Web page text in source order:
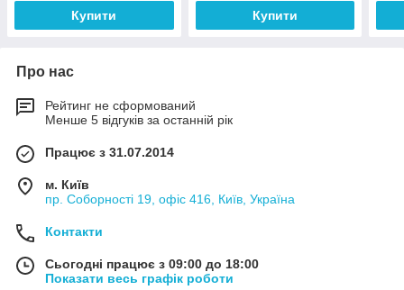
Купити Купити
Про нас
Рейтинг не сформований
Менше 5 відгуків за останній рік
Працює з 31.07.2014
м. Київ
пр. Соборності 19, офіс 416, Київ, Україна
Контакти
Сьогодні працює з 09:00 до 18:00
Показати весь графік роботи